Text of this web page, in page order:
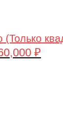
(Только
₽